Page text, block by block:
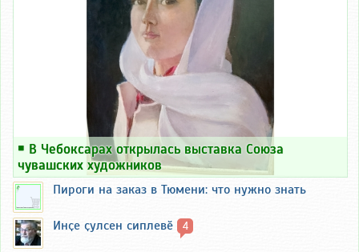
￭ В Чебоксарах открылась выставка Союза
чувашских художников
Пироги на заказ в Тюмени: что нужно знать
Инҫе ҫулсен сиплевӗ 4